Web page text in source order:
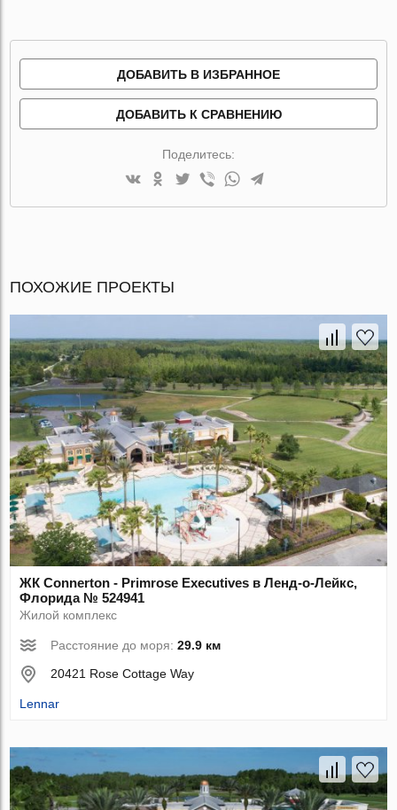
ДОБАВИТЬ В ИЗБРАННОЕ
ДОБАВИТЬ К СРАВНЕНИЮ
Поделитесь:
ПОХОЖИЕ ПРОЕКТЫ
ЖК Connerton - Primrose Executives в Ленд-о-Лейкс,
Флорида № 524941
Жилой комплекс
Расстояние до моря:29.9 км
20421 Rose Cottage Way
Lennar